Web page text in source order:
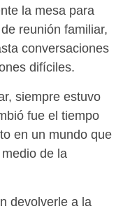
la mesa para
reunión familiar,
conversaciones
difíciles.
siempre estuvo
fue el tiempo
en un mundo que
de la
devolverle a la